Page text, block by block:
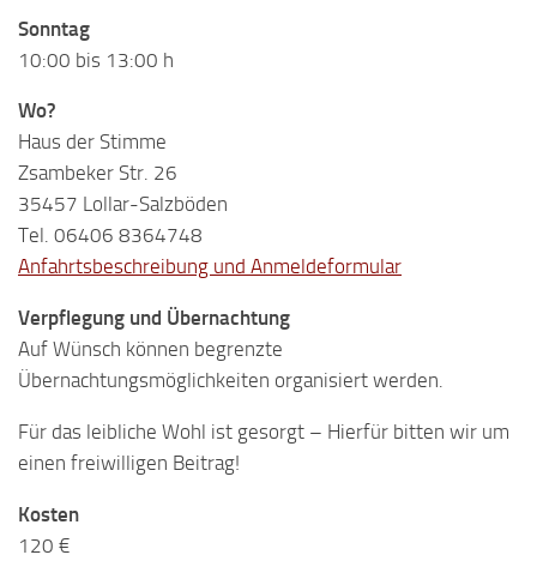
Sonntag
10:00 bis 13:00 h
Wo?
Haus der Stimme
Zsambeker Str. 26
35457 Lollar-Salzböden
Tel. 06406 8364748
Anfahrtsbeschreibung und Anmeldeformular
Verpflegung und Übernachtung
Auf Wünsch können begrenzte
Übernachtungsmöglichkeiten organisiert werden.
Für das leibliche Wohl ist gesorgt – Hierfür bitten wir um
einen freiwilligen Beitrag!
Kosten
120 €